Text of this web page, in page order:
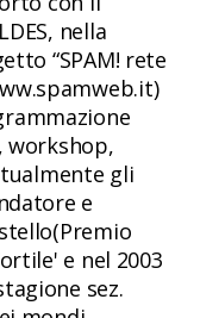
nella
“SPAM! rete
workshop,
gli
e
e nel 2003
sez.